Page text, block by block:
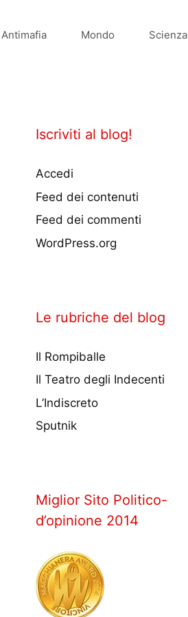
Antimafia Mondo Scienza
Iscriviti al blog!
Accedi
Feed dei contenuti
Feed dei commenti
WordPress.org
Le rubriche del blog
Il Rompiballe
Il Teatro degli Indecenti
L’Indiscreto
Sputnik
Miglior Sito Politico-
d’opinione 2014